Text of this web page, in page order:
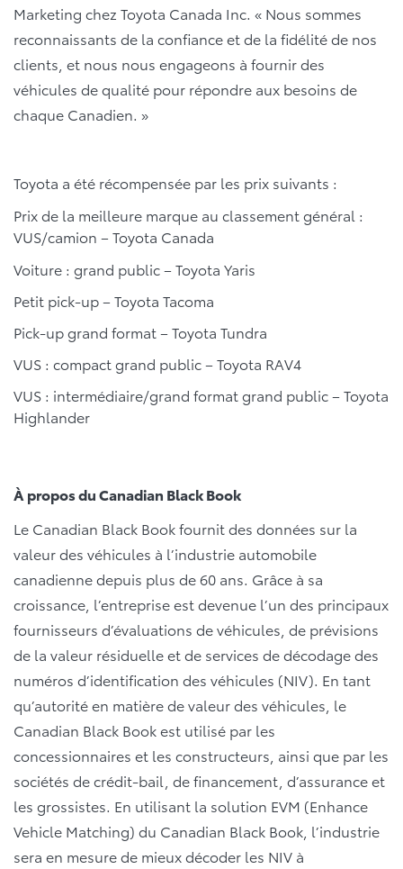
Marketing chez Toyota Canada Inc. « Nous sommes
reconnaissants de la confiance et de la fidélité de nos
clients, et nous nous engageons à fournir des
véhicules de qualité pour répondre aux besoins de
chaque Canadien. »
Toyota a été récompensée par les prix suivants :
Prix de la meilleure marque au classement général :
VUS/camion – Toyota Canada
Voiture : grand public – Toyota Yaris
Petit pick-up – Toyota Tacoma
Pick-up grand format – Toyota Tundra
VUS : compact grand public – Toyota RAV4
VUS : intermédiaire/grand format grand public – Toyota
Highlander
À propos du Canadian Black Book
Le Canadian Black Book fournit des données sur la
valeur des véhicules à l’industrie automobile
canadienne depuis plus de 60 ans. Grâce à sa
croissance, l’entreprise est devenue l’un des principaux
fournisseurs d’évaluations de véhicules, de prévisions
de la valeur résiduelle et de services de décodage des
numéros d’identification des véhicules (NIV). En tant
qu’autorité en matière de valeur des véhicules, le
Canadian Black Book est utilisé par les
concessionnaires et les constructeurs, ainsi que par les
sociétés de crédit-bail, de financement, d’assurance et
les grossistes. En utilisant la solution EVM (Enhance
Vehicle Matching) du Canadian Black Book, l’industrie
sera en mesure de mieux décoder les NIV à